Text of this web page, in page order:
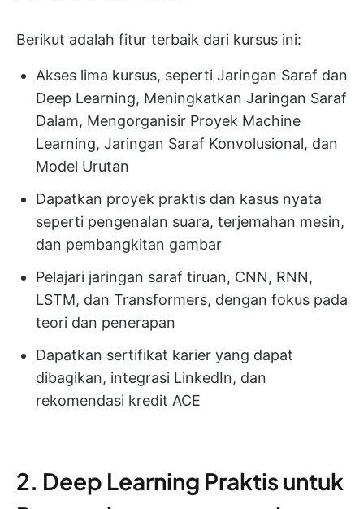
Berikut adalah fitur terbaik dari kursus ini:
Akses lima kursus, seperti Jaringan Saraf dan
Deep Learning, Meningkatkan Jaringan Saraf
Dalam, Mengorganisir Proyek Machine
Learning, Jaringan Saraf Konvolusional, dan
Model Urutan
Dapatkan proyek praktis dan kasus nyata
seperti pengenalan suara, terjemahan mesin,
dan pembangkitan gambar
Pelajari jaringan saraf tiruan, CNN, RNN,
LSTM, dan Transformers, dengan fokus pada
teori dan penerapan
Dapatkan sertifikat karier yang dapat
dibagikan, integrasi LinkedIn, dan
rekomendasi kredit ACE
2. Deep Learning Praktis untuk